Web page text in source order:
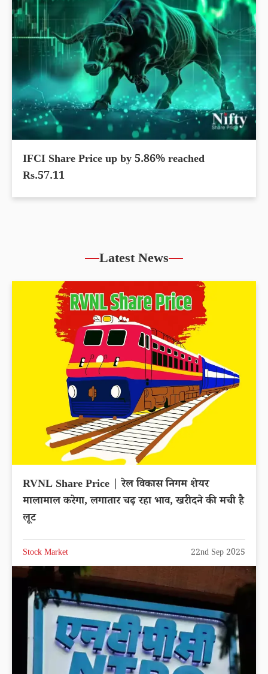
IFCI Share Price up by 5.86% reached
Rs.57.11
Latest News
RVNL Share Price | रेल विकास निगम शेयर
मालामाल करेगा, लगातार चढ़ रहा भाव, खरीदने की मची है
लूट
Stock Market 22nd Sep 2025